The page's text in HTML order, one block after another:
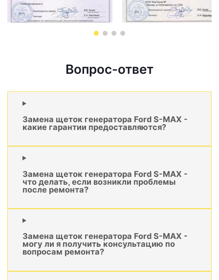
Вопрос-ответ
Замена щеток генератора Ford S-MAX -
какие гарантии предоставляются?
Замена щеток генератора Ford S-MAX -
что делать, если возникли проблемы
после ремонта?
Замена щеток генератора Ford S-MAX -
могу ли я получить консультацию по
вопросам ремонта?